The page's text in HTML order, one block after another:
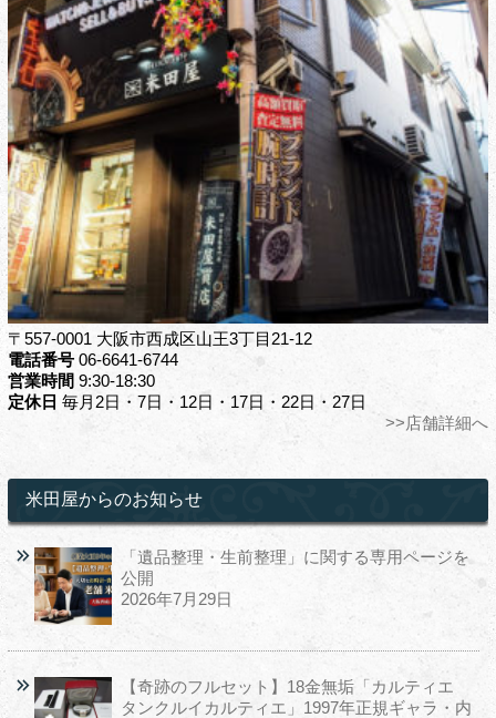
〒557-0001 大阪市西成区山王3丁目21-12
電話番号06-6641-6744
営業時間 9:30-18:30
定休日 毎月2日・7日・12日・17日・22日・27日
>>店舗詳細へ
米田屋からのお知らせ
「遺品整理・生前整理」に関する専用ページを
公開
2026年7月29日
【奇跡のフルセット】18金無垢「カルティエ
タンクルイカルティエ」1997年正規ギャラ・内